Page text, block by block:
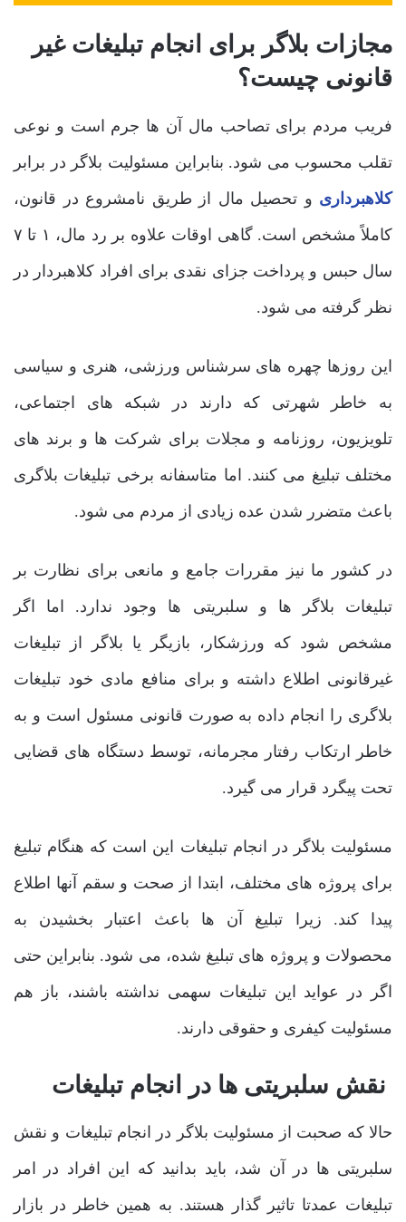
مجازات بلاگر برای انجام تبلیغات غیر
قانونی چیست؟
فریب مردم برای تصاحب مال آن ها جرم است و نوعی
تقلب محسوب می‌ شود. بنابراین مسئولیت بلاگر در برابر
کلاهبرداری و تحصیل مال از طریق نامشروع در قانون،
کاملاً مشخص است. گاهی اوقات علاوه بر رد مال، ۱ تا ۷
سال حبس و پرداخت جزای نقدی برای افراد کلاهبردار در
نظر گرفته می ‌شود.
این روزها چهره‌ های سرشناس ورزشی، هنری و سیاسی
به خاطر شهرتی که دارند در شبکه ‌های اجتماعی،
تلویزیون، روزنامه و مجلات برای شرکت ‌ها و برند های
مختلف تبلیغ می ‌کنند. اما متاسفانه برخی تبلیغات بلاگری
باعث متضرر شدن عده زیادی از مردم می ‌شود.
در کشور ما نیز مقررات جامع و مانعی برای نظارت بر
تبلیغات بلاگر ها و سلبریتی ‌ها وجود ندارد. اما اگر
مشخص شود که ورزشکار، بازیگر یا بلاگر از تبلیغات
غیرقانونی اطلاع داشته و برای منافع مادی خود تبلیغات
بلاگری را انجام داده به صورت قانونی مسئول است و به
خاطر ارتکاب رفتار مجرمانه، توسط دستگاه‌ های قضایی
تحت پیگرد قرار می ‌گیرد.
مسئولیت بلاگر در انجام تبلیغات این است که هنگام تبلیغ
برای پروژه ‌های مختلف، ابتدا از صحت و سقم آنها اطلاع
پیدا کند. زیرا تبلیغ آن ها باعث اعتبار بخشیدن به
محصولات و پروژه ‌های تبلیغ شده، می‌ شود. بنابراین حتی
اگر در عواید این تبلیغات سهمی نداشته باشند، باز هم
مسئولیت کیفری و حقوقی دارند.
نقش سلبریتی ‌ها در انجام تبلیغات
حالا که صحبت از مسئولیت بلاگر در انجام تبلیغات و نقش
سلبریتی‌ ها در آن شد، باید بدانید که این افراد در امر
تبلیغات عمدتا تاثیر گذار هستند. به همین خاطر در بازار